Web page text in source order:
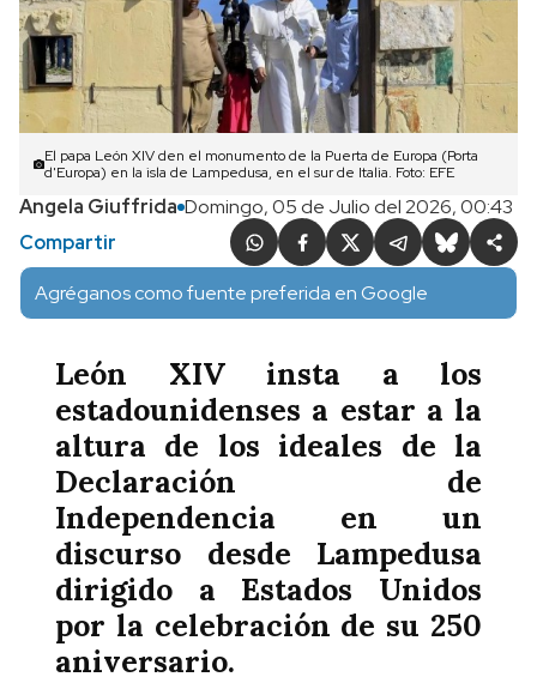
El papa León XIV den el monumento de la Puerta de Europa (Porta
d'Europa) en la isla de Lampedusa, en el sur de Italia. Foto: EFE
Angela Giuffrida Domingo, 05 de Julio del 2026, 00:43
Compartir
Agréganos como fuente preferida en Google
León XIV insta a los
estadounidenses a estar a la
altura de los ideales de la
Declaración de
Independencia en un
discurso desde Lampedusa
dirigido a Estados Unidos
por la celebración de su 250
aniversario.